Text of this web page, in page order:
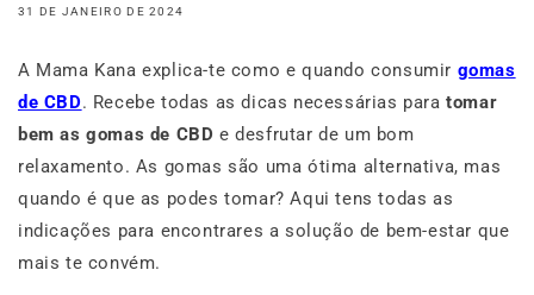
31 DE JANEIRO DE 2024
A Mama Kana explica-te como e quando consumir gomas
de CBD. Recebe todas as dicas necessárias paratomar
bem as gomas de CBDe desfrutar de um bom
relaxamento. As gomas são uma ótima alternativa, mas
quando é que as podes tomar? Aqui tens todas as
indicações para encontrares a solução de bem-estar que
mais te convém.